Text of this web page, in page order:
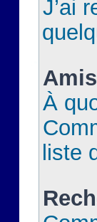
J’ai
À
liste